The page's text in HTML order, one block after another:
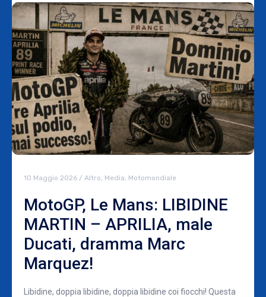
10 Maggio 2026 / Altro Media Motomondiale
MotoGP, Le Mans: LIBIDINE
MARTIN – APRILIA, male
Ducati, dramma Marc
Marquez!
Libidine, doppia libidine, doppia libidine coi fiocchi! Questa